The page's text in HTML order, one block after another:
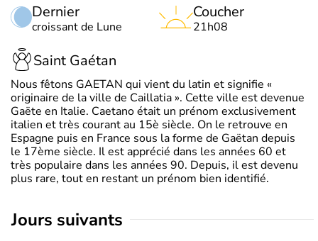
Dernier
croissant de Lune
Coucher
21h08
Saint Gaétan
Nous fêtons GAETAN qui vient du latin et signifie «
originaire de la ville de Caillatia ». Cette ville est devenue
Gaëte en Italie. Caetano était un prénom exclusivement
italien et très courant au 15è siècle. On le retrouve en
Espagne puis en France sous la forme de Gaëtan depuis
le 17ème siècle. Il est apprécié dans les années 60 et
très populaire dans les années 90. Depuis, il est devenu
plus rare, tout en restant un prénom bien identifié.
jours suivants